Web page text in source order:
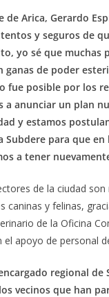
de Arica, Gerardo
y seguros de
yo sé que muchas
ganas de poder
fue posible por los
a anunciar un plan
y estamos
Subdere para que
a tener
de la ciudad son
caninas y felinas,
de la Oficina
el apoyo de personal
regional de
vecinos que han